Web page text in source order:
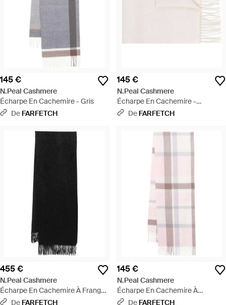
145 €
N.Peal Cashmere
Écharpe En Cachemire - Gris
De FARFETCH
145 €
N.Peal Cashmere
Écharpe En Cachemire -
Multicolore
De FARFETCH
455 €
N.Peal Cashmere
Écharpe En Cachemire À Franges
- Noir
De FARFETCH
145 €
N.Peal Cashmere
Écharpe En Cachemire À
Carreaux - Rose
De FARFETCH